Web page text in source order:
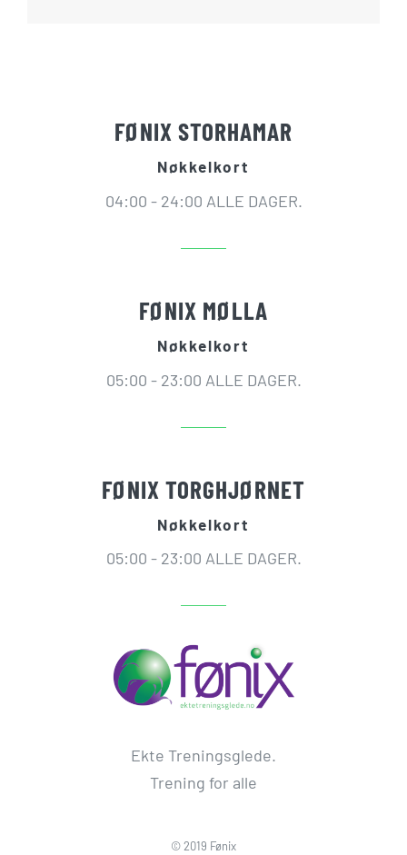
FØNIX STORHAMAR
Nøkkelkort
04:00 - 24:00 ALLE DAGER.
FØNIX MØLLA
Nøkkelkort
05:00 - 23:00 ALLE DAGER.
FØNIX TORGHJØRNET
Nøkkelkort
05:00 - 23:00 ALLE DAGER.
Ekte Treningsglede.
Trening for alle
© 2019 Fønix